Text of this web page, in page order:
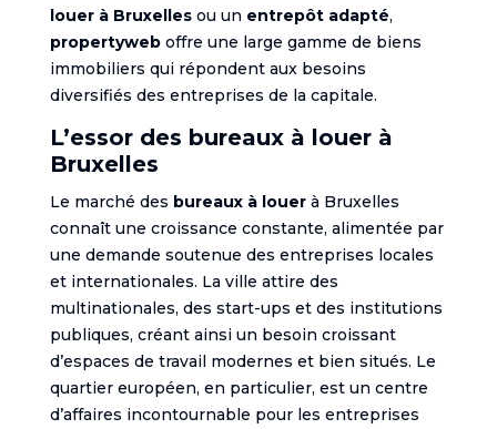
louer à Bruxellesou un entrepôt adapté,
propertyweboffre une large gamme de biens
immobiliers qui répondent aux besoins
diversifiés des entreprises de la capitale.
L’essor des bureaux à louer à
Bruxelles
Le marché des bureaux à louerà Bruxelles
connaît une croissance constante, alimentée par
une demande soutenue des entreprises locales
et internationales. La ville attire des
multinationales, des start-ups et des institutions
publiques, créant ainsi un besoin croissant
d’espaces de travail modernes et bien situés. Le
quartier européen, en particulier, est un centre
d’affaires incontournable pour les entreprises